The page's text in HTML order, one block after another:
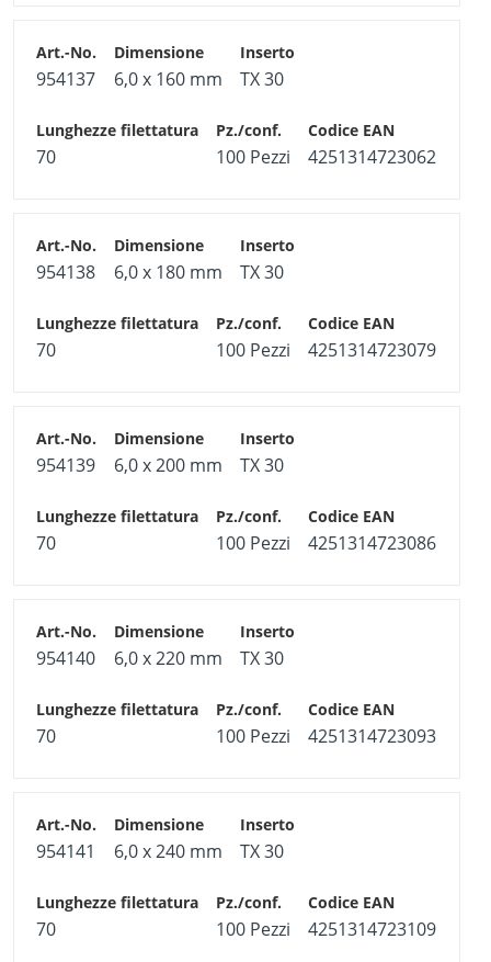
954137 6,0 x 160 mm TX 30
70 100 Pezzi 4251314723062
954138 6,0 x 180 mm TX 30
70 100 Pezzi 4251314723079
954139 6,0 x 200 mm TX 30
70 100 Pezzi 4251314723086
954140 6,0 x 220 mm TX 30
70 100 Pezzi 4251314723093
954141 6,0 x 240 mm TX 30
70 100 Pezzi 4251314723109